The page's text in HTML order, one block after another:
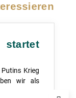
Krieg
wir als